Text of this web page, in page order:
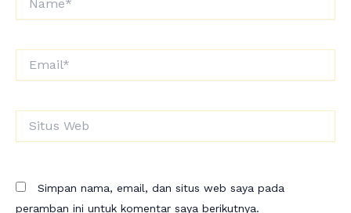
Web
Simpan nama, email, dan situs web saya pada
peramban ini untuk komentar saya berikutnya.